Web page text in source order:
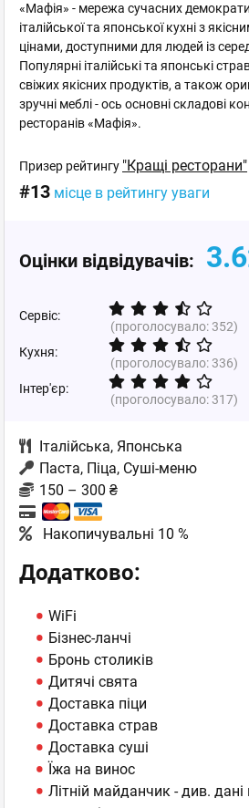
«Мафія» - мережа сучасних
італійської та японської кухні з
цінами, доступними для людей із
Популярні італійські та японські
свіжих якісних продуктів, а також
зручні меблі - ось основні складові
ресторанів «Мафія».
Призер рейтингу "Кращі ресторани"
#13 місце в рейтингу уваги
Оцінки відвідувачів:
Сервіс:
(проголосувало:352)
Кухня:
(проголосувало:336)
Інтер'єр:
(проголосувало:317)
Італійська, Японська
Паста, Піца, Суші-меню
150 – 300 ₴
Накопичувальні 10 %
Додатково:
WiFi
Бізнес-ланчі
Бронь столиків
Дитячі свята
Доставка піци
Доставка страв
Доставка суші
Їжа на винос
Літній майданчик - див.